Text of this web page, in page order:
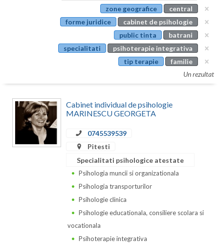
Constanta
Covasna
zone geografice
central
forme juridice
cabinet de psihologie
public tinta
batrani
specialitati
psihoterapie integrativa
tip terapie
familie
Un rezultat
Cabinet individual de psihologie
MARINESCU GEORGETA
0745539539
Pitesti
Specialitati psihologice atestate
Psihologia muncii si organizationala
Psihologia transporturilor
Psihologie clinica
Psihologie educationala, consiliere scolara si
vocationala
Psihoterapie integrativa